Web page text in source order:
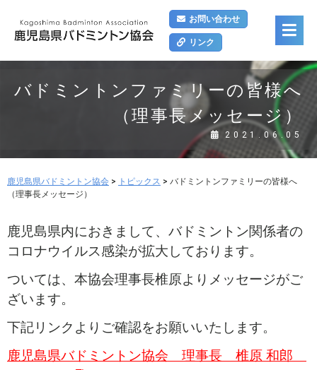
お問い合わせ
リンク
バドミントンファミリーの皆様へ
（理事長メッセージ）
2021.06.05
鹿児島県バドミントン協会 > トピックス > バドミントンファミリーの皆様へ
（理事長メッセージ）
鹿児島県内におきまして、バドミントン関係者の
コロナウイルス感染が拡大しております。
ついては、本協会理事長椎原よりメッセージがご
ざいます。
下記リンクよりご確認をお願いいたします。
鹿児島県バドミントン協会 理事長 椎原 和郎